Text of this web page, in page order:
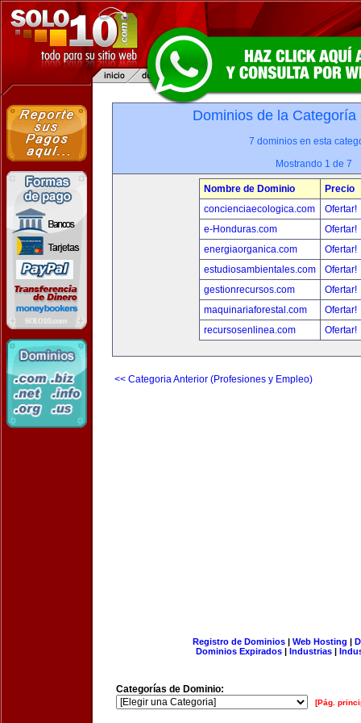
Dominios de la
7 dominios en esta
Mostrando 1 de 7
Nombre de Dominio
Precio
concienciaecologica.com
Ofertar!
e-Honduras.com
Ofertar!
energiaorganica.com
Ofertar!
estudiosambientales.com
Ofertar!
gestionrecursos.com
Ofertar!
maquinariaforestal.com
Ofertar!
recursosenlinea.com
Ofertar!
<< Categoria Anterior (Profesiones y Empleo)
Registro de Dominios| Web Hosting |
Dominios Expirados | Industrias |
Categorías de Dominio:
[Pág.